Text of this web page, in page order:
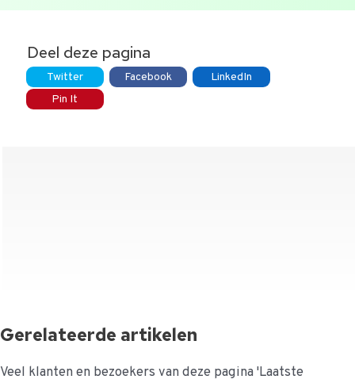
Deel deze pagina
Twitter Facebook
LinkedIn
Pin It
Gerelateerde artikelen
Veel klanten en bezoekers van deze pagina 'Laatste